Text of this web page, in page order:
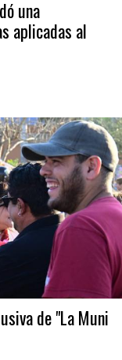
una
aplicadas al
de "La Muni